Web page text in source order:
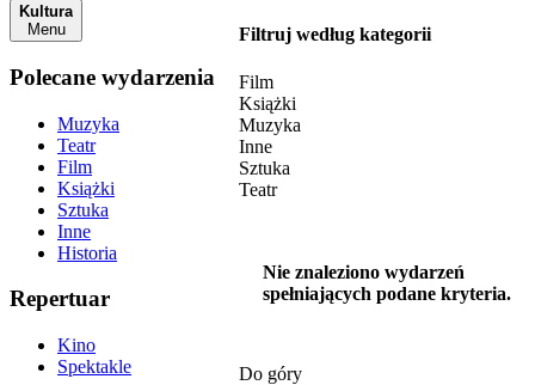
Kultura
Menu
Polecane wydarzenia
Muzyka
Teatr
Film
Książki
Sztuka
Inne
Historia
Repertuar
Kino
Spektakle
Filtruj według kategorii
Film
Książki
Muzyka
Inne
Sztuka
Teatr
Nie znaleziono wydarzeń
spełniających podane kryteria.
Do góry